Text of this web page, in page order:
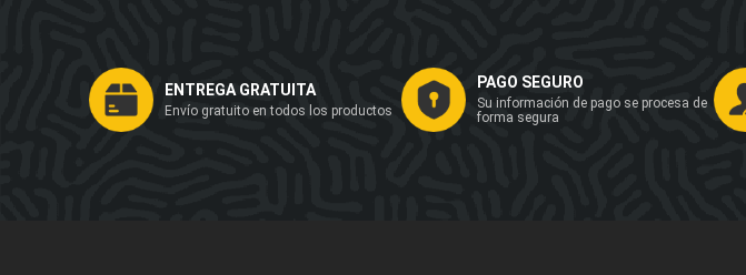
ENTREGA GRATUITA
Envío gratuito en todos los productos
PAGO SEGURO
Su información de pago se procesa de
forma segura